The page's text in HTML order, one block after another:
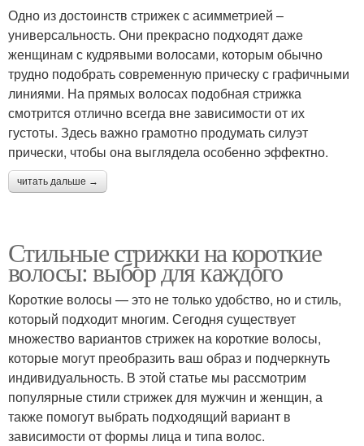
Одно из достоинств стрижек с асимметрией –
универсальность. Они прекрасно подходят даже
женщинам с кудрявыми волосами, которым обычно
трудно подобрать современную прическу с графичными
линиями. На прямых волосах подобная стрижка
смотрится отлично всегда вне зависимости от их
густоты. Здесь важно грамотно продумать силуэт
прически, чтобы она выглядела особенно эффектно.
читать дальше →
Стильные стрижки на короткие
волосы: выбор для каждого
Короткие волосы — это не только удобство, но и стиль,
который подходит многим. Сегодня существует
множество вариантов стрижек на короткие волосы,
которые могут преобразить ваш образ и подчеркнуть
индивидуальность. В этой статье мы рассмотрим
популярные стили стрижек для мужчин и женщин, а
также помогут выбрать подходящий вариант в
зависимости от формы лица и типа волос.